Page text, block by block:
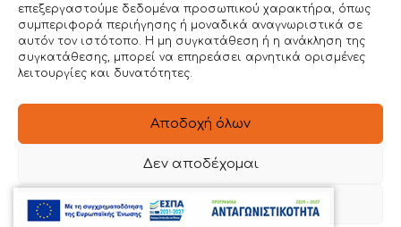
επεξεργαστούμε δεδομένα προσωπικού χαρακτήρα, όπως
συμπεριφορά περιήγησης ή μοναδικά αναγνωριστικά σε
αυτόν τον ιστότοπο. Η μη συγκατάθεση ή η ανάκληση της
συγκατάθεσης, μπορεί να επηρεάσει αρνητικά ορισμένες
λειτουργίες και δυνατότητες.
Αποδοχή όλων
Δεν αποδέχομαι
Προβολή προτιμήσεων
Ιερά Οδός 54 , Βοτανικός
22620 56888